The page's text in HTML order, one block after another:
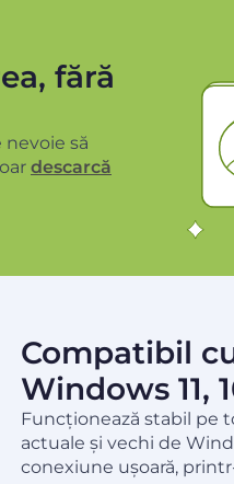
fără
să
descarcă
Compatibil
Windows 11,
Funcționează stabil pe
actuale și vechi de
conexiune ușoară,